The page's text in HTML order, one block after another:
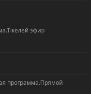
эфир
программа.Прямой